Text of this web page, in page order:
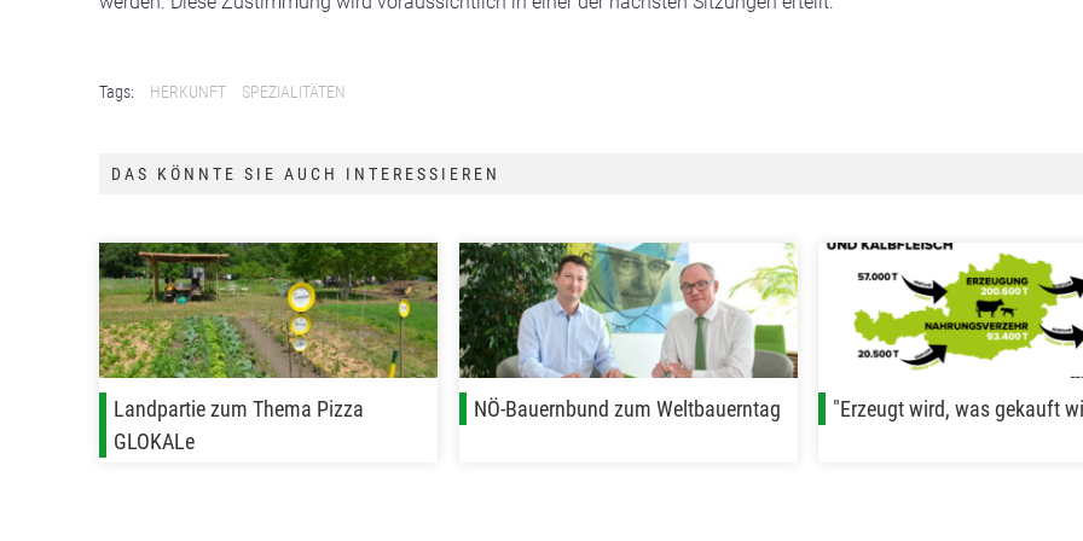
Tags: HERKUNFT SPEZIALITÄTEN
DAS KÖNNTE SIE AUCH INTERESSIEREN
Landpartie zum Thema Pizza
GLOKALe
NÖ-Bauernbund zum Weltbauerntag "Erzeugt wird, was gekauft